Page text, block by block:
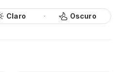
Claro Oscuro